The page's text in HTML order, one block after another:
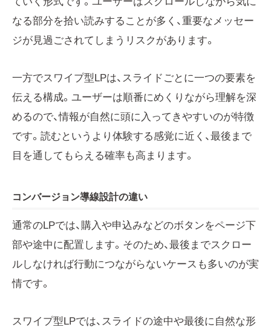
なる部分を拾い読みすることが多く、重要なメッセー
ジが見過ごされてしまうリスクがあります。
一方でスワイプ型LPは、スライドごとに一つの要素を
伝える構成。ユーザーは順番にめくりながら理解を深
めるので、情報が自然に頭に入ってきやすいのが特徴
です。読むというより体験する感覚に近く、最後まで
目を通してもらえる確率も高まります。
コンバージョン導線設計の違い
通常のLPでは、購入や申込みなどのボタンをページ下
部や途中に配置します。そのため、最後までスクロー
ルしなければ行動につながらないケースも多いのが実
情です。
スワイプ型LPでは、スライドの途中や最後に自然な形